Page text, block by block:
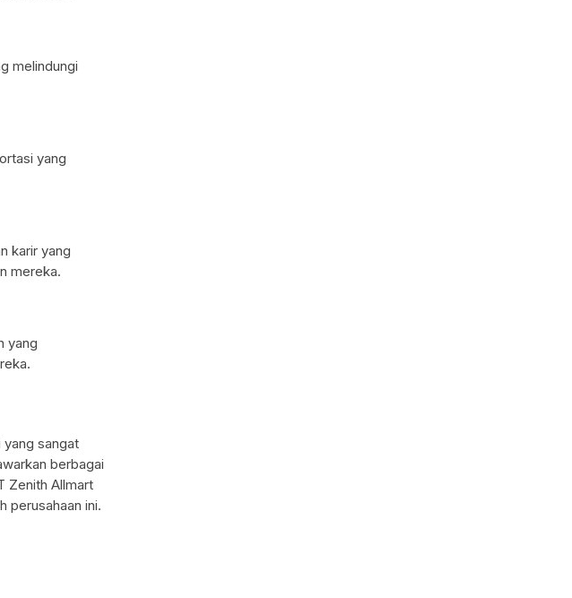
melindungi
yang
karir yang
mereka.
yang
yang sangat
berbagai
Zenith Allmart
perusahaan ini.